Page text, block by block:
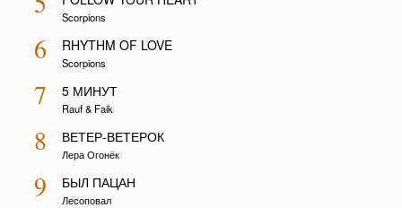
Scorpions
6 RHYTHM OF LOVE
Scorpions
7 5 МИНУТ
Rauf & Faik
8 ВЕТЕР-ВЕТЕРОК
Лера Огонёк
9 БЫЛ ПАЦАН
Лесоповал